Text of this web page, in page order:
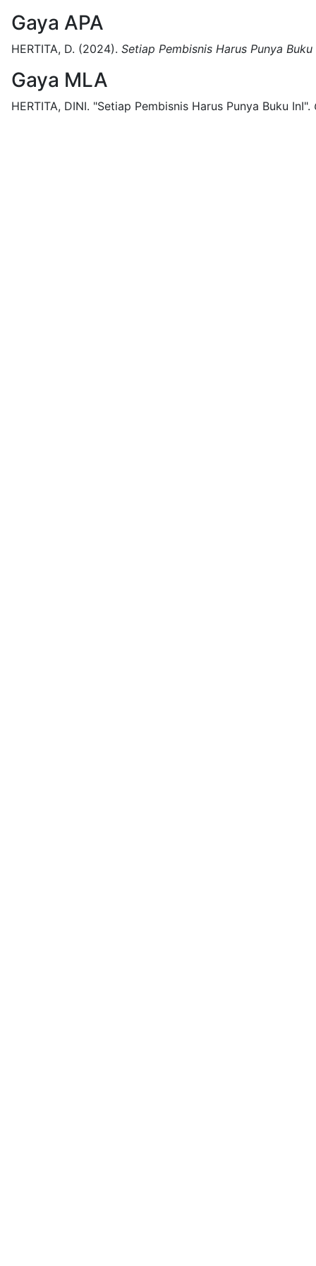
Gaya APA
HERTITA, D. (2024). Setiap Pembisnis Harus Punya Buku
Gaya MLA
HERTITA, DINI. "Setiap Pembisnis Harus Punya Buku InI".